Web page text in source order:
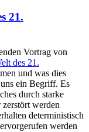
21.
Vortrag von
des 21.
und was dies
ein Begriff. Es
durch starke
zerstört werden
deterministisch
werden